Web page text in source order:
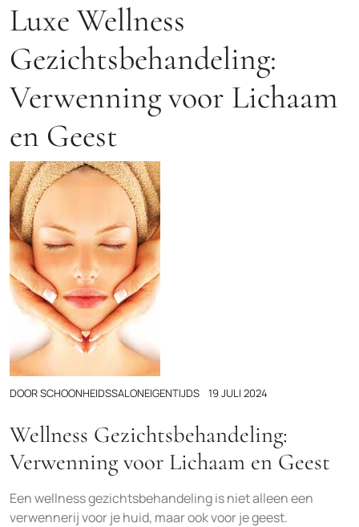
Luxe Wellness
Gezichtsbehandeling:
Verwenning voor Lichaam
en Geest
DOORSCHOONHEIDSSALONEIGENTIJDS 19 JULI 2024
Wellness Gezichtsbehandeling:
Verwenning voor Lichaam en Geest
Een wellness gezichtsbehandeling is niet alleen een
verwennerij voor je huid, maar ook voor je geest.